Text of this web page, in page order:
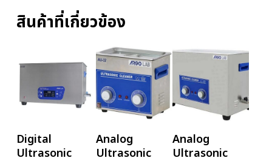
สินค้าที่เกี่ยวข้อง
อ่านเพิ่ม
Digital
Ultrasonic
Analog
Ultrasonic
Analog
Ultrasonic